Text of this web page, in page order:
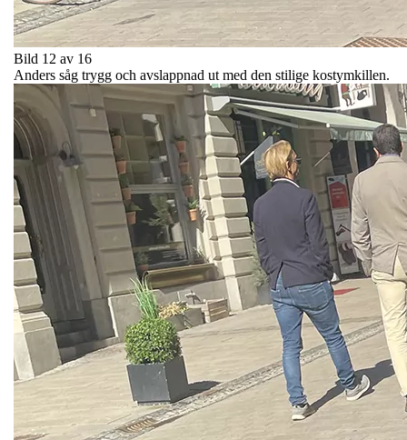
Bild 12 av 16
Anders såg trygg och avslappnad ut med den stilige kostymkillen.